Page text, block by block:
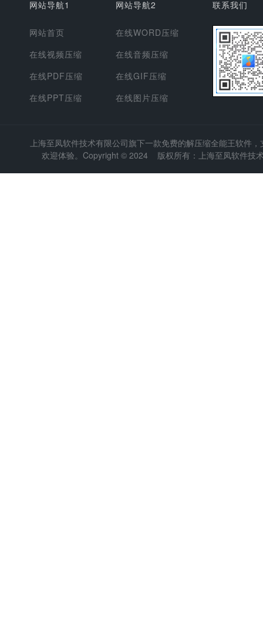
网站导航1
网站首页
在线视频压缩
在线PDF压缩
在线PPT压缩
网站导航2
在线WORD压缩
在线音频压缩
在线GIF压缩
在线图片压缩
联系我们
上海至凤软件技术有限公司旗下一款免费的解压缩全能王软件
欢迎体验。Copyright © 2024 版权所有：上海至凤软件技